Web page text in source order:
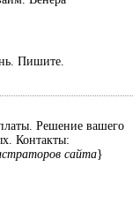
Пишите.
Решение вашего
Контакты:
сайта}